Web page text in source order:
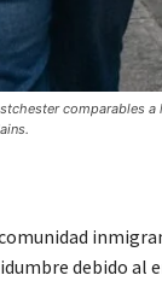
comparables
comunidad
debido al